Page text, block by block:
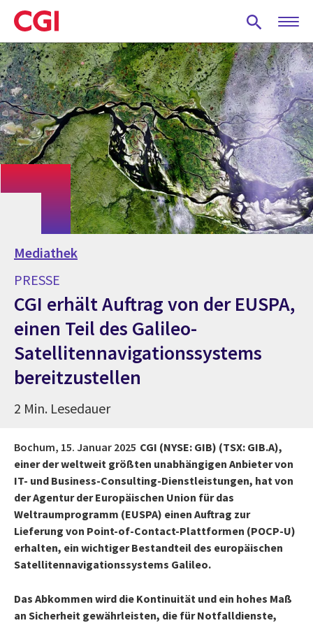
Skip
to
main
content
Mediathek
PRESSE
CGI erhält Auftrag von der EUSPA,
einen Teil des Galileo-
Satellitennavigationssystems
bereitzustellen
2 Min. Lesedauer
Bochum, 15. Januar 2025 CGI (NYSE: GIB) (TSX: GIB.A),
einer der weltweit größten unabhängigen Anbieter von
IT- und Business-Consulting-Dienstleistungen, hat von
der Agentur der Europäischen Union für das
Weltraumprogramm (EUSPA) einen Auftrag zur
Lieferung von Point-of-Contact-Plattformen (POCP-U)
erhalten, ein wichtiger Bestandteil des europäischen
Satellitennavigationssystems Galileo.
Das Abkommen wird die Kontinuität und ein hohes Maß
an Sicherheit gewährleisten, die für Notfalldienste,